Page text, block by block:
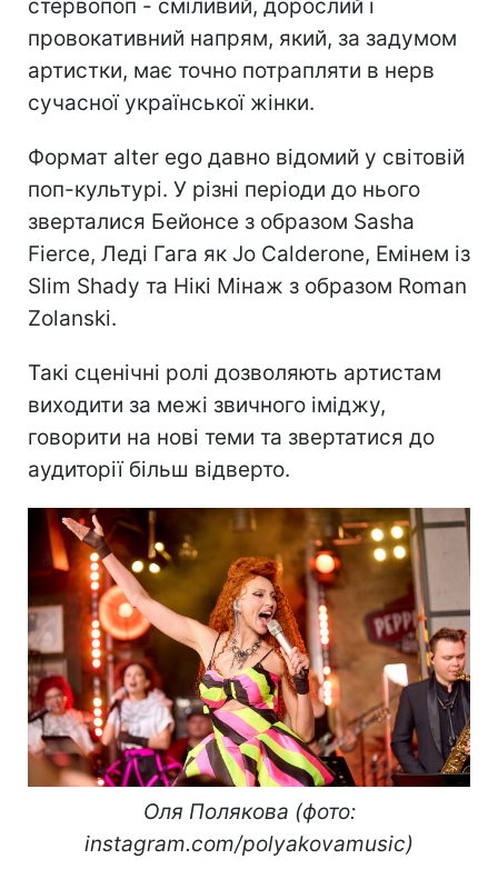
стервопоп - сміливий, дорослий і
провокативний напрям, який, за задумом
артистки, має точно потрапляти в нерв
сучасної української жінки.
Формат alter ego давно відомий у світовій
поп-культурі. У різні періоди до нього
зверталися Бейонсе з образом Sasha
Fierce, Леді Гага як Jo Calderone, Емінем із
Slim Shady та Нікі Мінаж з образом Roman
Zolanski.
Такі сценічні ролі дозволяють артистам
виходити за межі звичного іміджу,
говорити на нові теми та звертатися до
аудиторії більш відверто.
Оля Полякова (фото:
instagram.com/polyakovamusic)